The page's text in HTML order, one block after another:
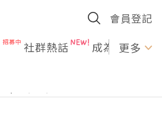
會員登記
社群熱話 成為U更多